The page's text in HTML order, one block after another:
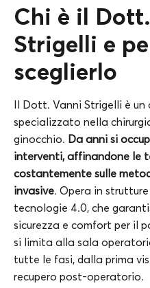
Chi è il
Strigelli e
sceglierlo
Il Dott. Vanni Strigelli è un
specializzato nella
ginocchio. Da anni si
interventi, affinandone le
costantemente sulle
invasive. Opera in
tecnologie 4.0, che
sicurezza e comfort per il
si limita alla sala
tutte le fasi, dalla prima
recupero post-operatorio.